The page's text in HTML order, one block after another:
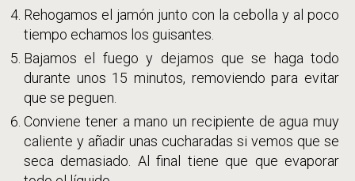
Rehogamos el jamón junto con la cebolla y al poco
tiempo echamos los guisantes.
Bajamos el fuego y dejamos que se haga todo
durante unos 15 minutos, removiendo para evitar
que se peguen.
Conviene tener a mano un recipiente de agua muy
caliente y añadir unas cucharadas si vemos que se
seca demasiado. Al final tiene que que evaporar